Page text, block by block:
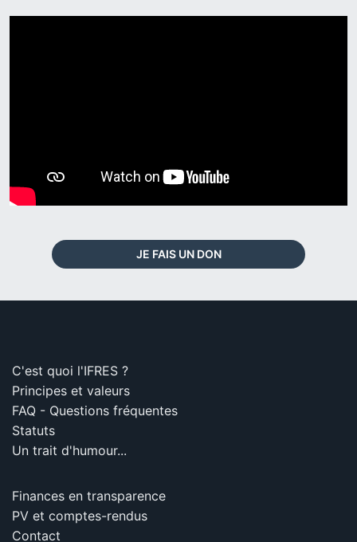
JE FAIS UN DON
C'est quoi l'IFRES ?
Principes et valeurs
FAQ - Questions fréquentes
Statuts
Un trait d'humour...
Finances en transparence
PV et comptes-rendus
Contact